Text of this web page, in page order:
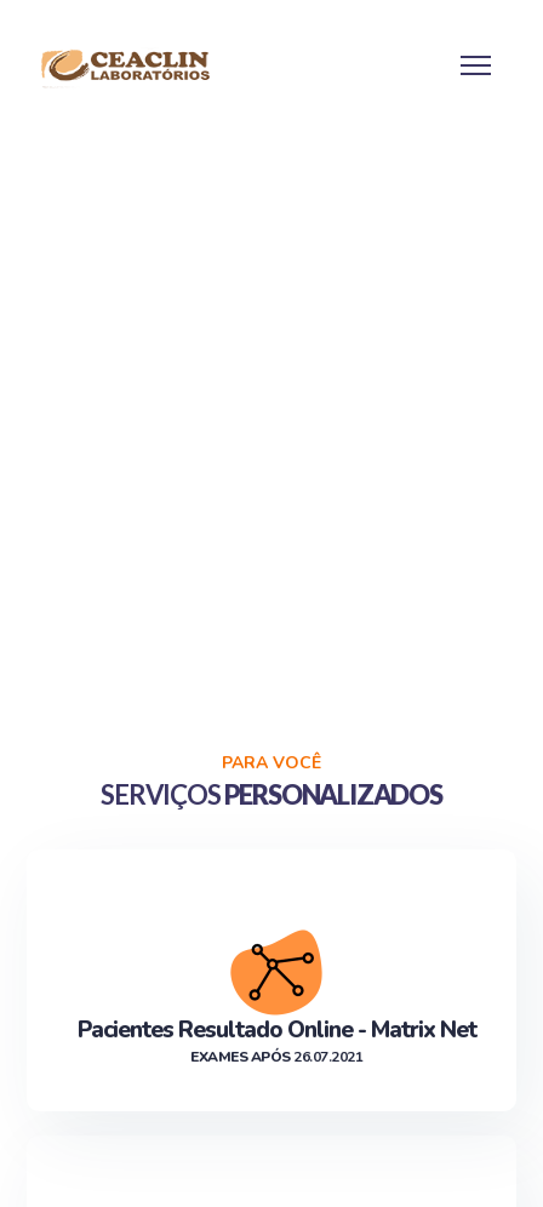
PARA VOCÊ
SERVIÇOSPERSONALIZADOS
Pacientes Resultado Online - Matrix Net
EXAMES APÓS26.07.2021